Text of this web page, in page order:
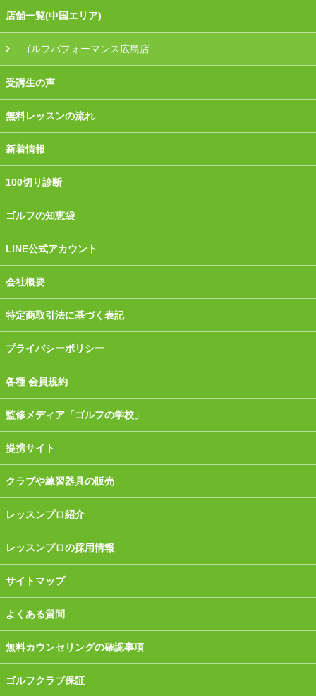
店舗一覧(中国エリア)
ゴルフパフォーマンス広島店
受講生の声
無料レッスンの流れ
新着情報
100切り診断
ゴルフの知恵袋
LINE公式アカウント
会社概要
特定商取引法に基づく表記
プライバシーポリシー
各種 会員規約
監修メディア「ゴルフの学校」
提携サイト
クラブや練習器具の販売
レッスンプロ紹介
レッスンプロの採用情報
サイトマップ
よくある質問
無料カウンセリングの確認事項
ゴルフクラブ保証